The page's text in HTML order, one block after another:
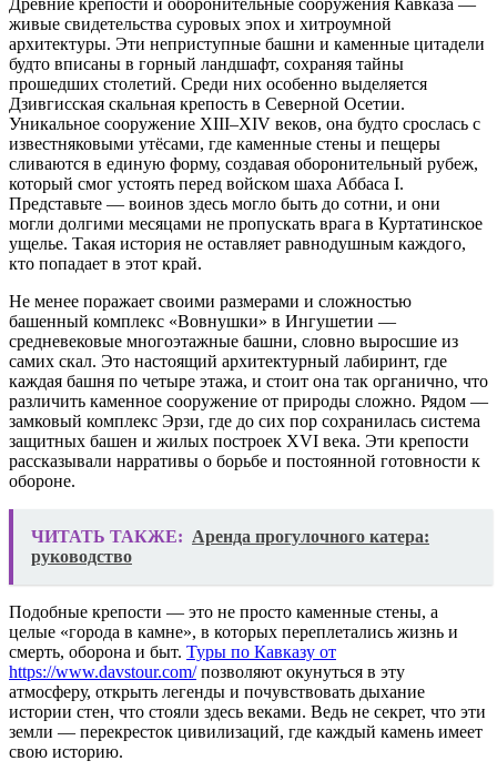
живые свидетельства суровых эпох и хитроумной
архитектуры. Эти неприступные башни и каменные цитадели
будто вписаны в горный ландшафт, сохраняя тайны
прошедших столетий. Среди них особенно выделяется
Дзивгисская скальная крепость в Северной Осетии.
Уникальное сооружение XIII–XIV веков, она будто срослась с
известняковыми утёсами, где каменные стены и пещеры
сливаются в единую форму, создавая оборонительный рубеж,
который смог устоять перед войском шаха Аббаса I.
Представьте — воинов здесь могло быть до сотни, и они
могли долгими месяцами не пропускать врага в Куртатинское
ущелье. Такая история не оставляет равнодушным каждого,
кто попадает в этот край.
Не менее поражает своими размерами и сложностью
башенный комплекс «Вовнушки» в Ингушетии —
средневековые многоэтажные башни, словно выросшие из
самих скал. Это настоящий архитектурный лабиринт, где
каждая башня по четыре этажа, и стоит она так органично, что
различить каменное сооружение от природы сложно. Рядом —
замковый комплекс Эрзи, где до сих пор сохранилась система
защитных башен и жилых построек XVI века. Эти крепости
рассказывали нарративы о борьбе и постоянной готовности к
обороне.
ЧИТАТЬ ТАКЖЕ: Аренда прогулочного катера:
руководство
Подобные крепости — это не просто каменные стены, а
целые «города в камне», в которых переплетались жизнь и
смерть, оборона и быт. Туры по Кавказу от
https://www.davstour.com/позволяют окунуться в эту
атмосферу, открыть легенды и почувствовать дыхание
истории стен, что стояли здесь веками. Ведь не секрет, что эти
земли — перекресток цивилизаций, где каждый камень имеет
свою историю.